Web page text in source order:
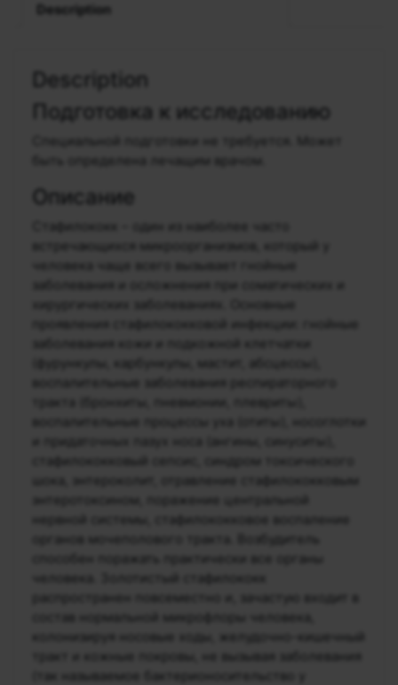
Description
Description
Подготовка к исследованию
Специальной подготовки не требуется. Может
Описание
Стафилококк – один из наиболее часто
встречающихся микроорганизмов, который у
человека чаще всего вызывает гнойные
заболевания и осложнения при соматических и
хирургических заболеваниях. Основные
заболевания кожи и подкожной клетчатки
(фурункулы, карбункулы, мастит, абсцессы),
воспалительные заболевания респираторного
тракта (бронхиты, пневмонии, плевриты),
и придаточных пазух носа (ангины, синуситы),
шока, энтероколит, отравление стафилококковым
энтеротоксином, поражение центральной
нервной системы, стафилококковое воспаление
органов мочеполового тракта. Возбудитель
способен поражать практически все органы
человека. Золотистый стафилококк
распространен повсеместно и, зачастую входит в
состав нормальной микрофлоры человека,
колонизируя носовые ходы, желудочно-кишечный
тракт и кожные покровы, не вызывая заболевания
(так называемое бактерионосительство у